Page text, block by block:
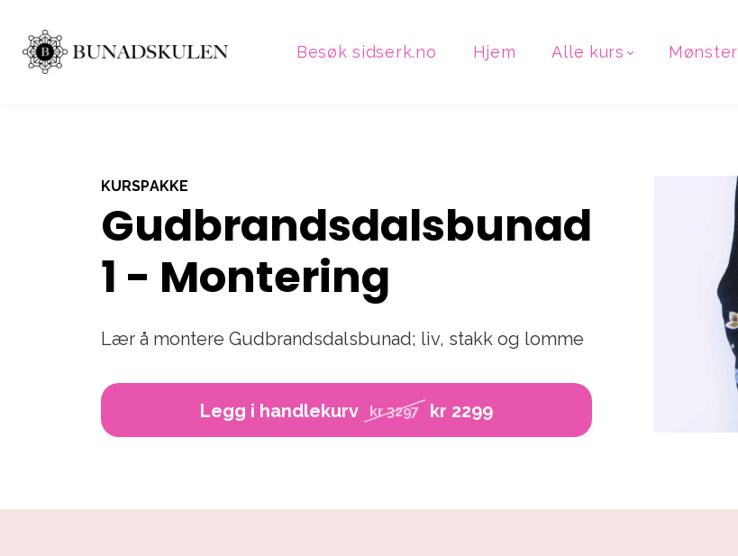
Besøk sidserk.no Hjem Alle kurs Mønster
KURSPAKKE
Gudbrandsdalsbunad
1 - Montering
Lær å montere Gudbrandsdalsbunad; liv, stakk og lomme
Legg i handlekurv kr 3297 kr 2299